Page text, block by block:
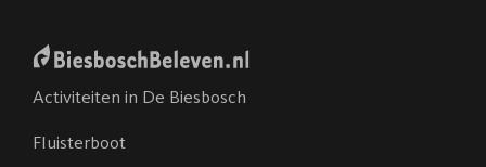
Activiteiten in De Biesbosch
Fluisterboot